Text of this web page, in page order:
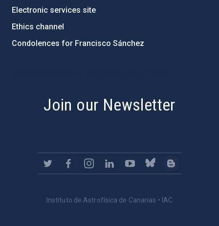
Electronic services site
Ethics channel
Condolences for Francisco Sánchez
Join our Newsletter
Instituto de Astrofísica de Canarias • IAC